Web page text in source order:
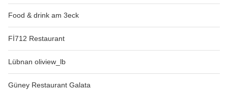
Food & drink am 3eck
Fİ712 Restaurant
Lübnan oliview_lb
Güney Restaurant Galata